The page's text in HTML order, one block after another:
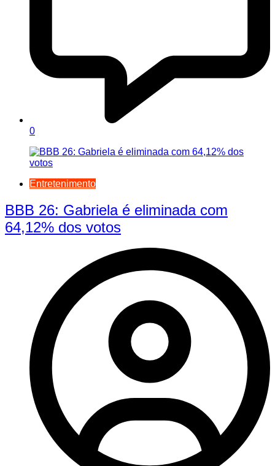
0
Entretenimento
BBB 26: Gabriela é eliminada com
64,12% dos votos